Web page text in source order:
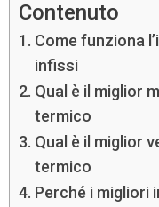
Contenuto
Come funziona
infissi
Qual è il miglior
termico
Qual è il miglior
termico
Perché i migliori